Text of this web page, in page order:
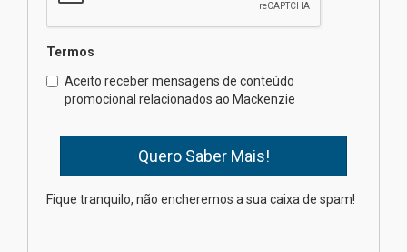
Como os pais podem investir
na educação dos filhos além da
escola
Transformadora reúne
Termos
Aceito receber mensagens de conteúdo
promocional relacionados ao Mackenzie
Fique tranquilo, não encheremos a sua caixa de spam!